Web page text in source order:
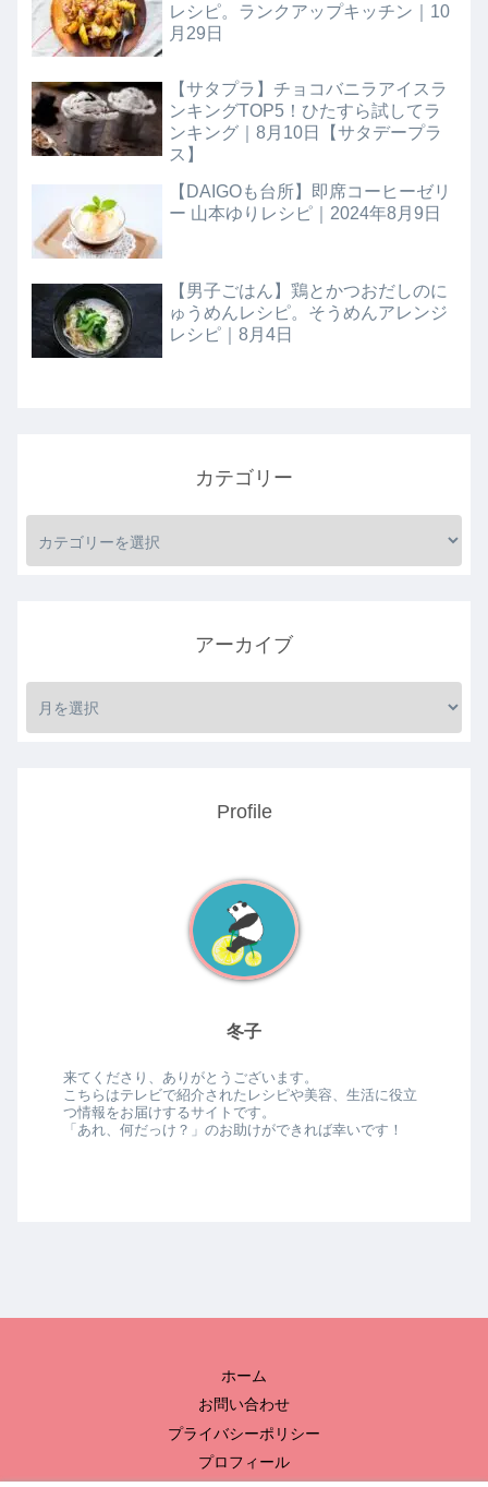
レシピ。ランクアップキッチン｜10
月29日
【サタプラ】チョコバニラアイスラ
ンキングTOP5！ひたすら試してラ
ンキング｜8月10日【サタデープラ
ス】
【DAIGOも台所】即席コーヒーゼリ
ー 山本ゆりレシピ｜2024年8月9日
【男子ごはん】鶏とかつおだしのに
ゅうめんレシピ。そうめんアレンジ
レシピ｜8月4日
カテゴリー
アーカイブ
Profile
冬子
来てくださり、ありがとうございます。
こちらはテレビで紹介されたレシピや美容、生活に役立
つ情報をお届けするサイトです。
「あれ、何だっけ？」のお助けができれば幸いです！
ホーム
お問い合わせ
プライバシーポリシー
プロフィール